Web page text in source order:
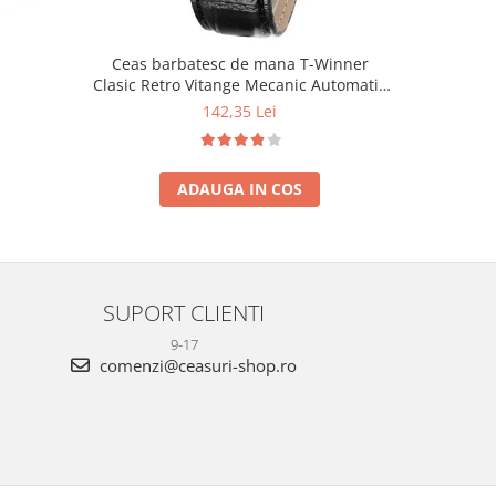
Ceas barbatesc de mana T-Winner
Clasic Retro Vitange Mecanic Automatic
Fashion Casual Elegant
142,35 Lei
ADAUGA IN COS
SUPORT CLIENTI
9-17
comenzi@ceasuri-shop.ro